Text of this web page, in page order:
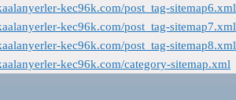
kec96k.com/post_tag-sitemap6.xml
kec96k.com/post_tag-sitemap7.xml
kec96k.com/post_tag-sitemap8.xml
kec96k.com/category-sitemap.xml